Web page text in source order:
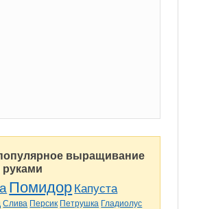
выращивание
Помидор Капуста
Слива Персик Петрушка Гладиолус